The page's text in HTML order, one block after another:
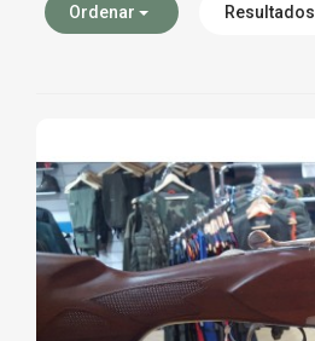
Ordenar Resultados